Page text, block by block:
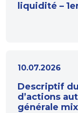
liquidité –
10.07.2026
Descriptif
d’actions
générale